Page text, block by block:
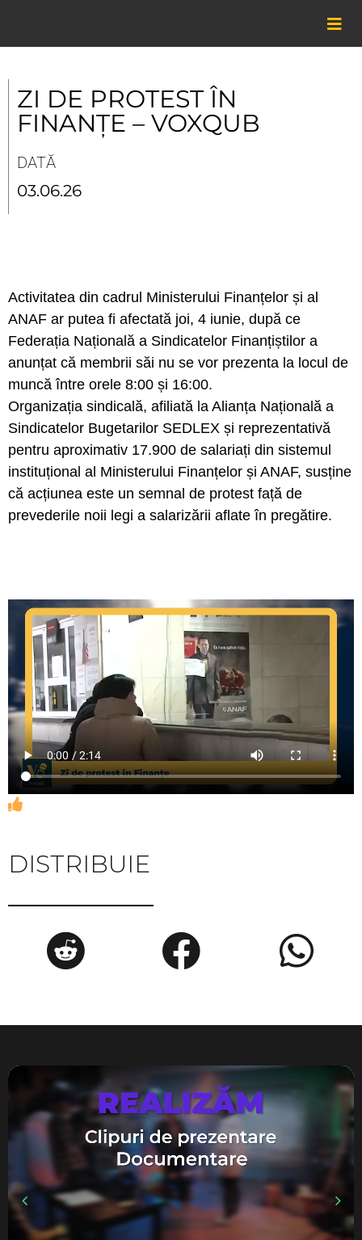
content
ZI DE PROTEST ÎN
FINANȚE – VOXQUB
DATĂ
03.06.26
Activitatea din cadrul Ministerului Finanțelor și al
ANAF ar putea fi afectată joi, 4 iunie, după ce
Federația Națională a Sindicatelor Finanțiștilor a
anunțat că membrii săi nu se vor prezenta la locul de
muncă între orele 8:00 și 16:00.
Organizația sindicală, afiliată la Alianța Națională a
Sindicatelor Bugetarilor SEDLEX și reprezentativă
pentru aproximativ 17.900 de salariați din sistemul
instituțional al Ministerului Finanțelor și ANAF, susține
că acțiunea este un semnal de protest față de
prevederile noii legi a salarizării aflate în pregătire.
DISTRIBUIE